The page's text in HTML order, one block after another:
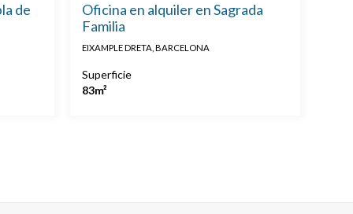
de
Oficina en alquiler en Sagrada
Familia
EIXAMPLE DRETA, BARCELONA
Superficie
83m²